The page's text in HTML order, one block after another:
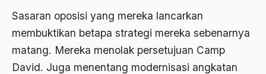
Sasaran oposisi yang mereka lancarkan
membuktikan betapa strategi mereka sebenarnya
matang. Mereka menolak persetujuan Camp
David. Juga menentang modernisasi angkatan
1991
1990
1989
Adat dan Syari'at
Adat Pra-Islam